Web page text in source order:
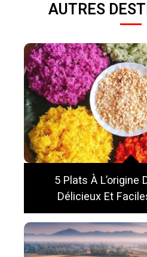
AUTRES
5 Plats À L’origine
Délicieux Et